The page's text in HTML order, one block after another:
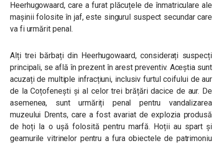
Heerhugowaard, care a furat plăcuțele de înmatriculare ale
mașinii folosite în jaf, este singurul suspect secundar care
va fi urmărit penal.
Alți trei bărbați din Heerhugowaard, considerați suspecți
principali, se află în prezent în arest preventiv. Aceștia sunt
acuzați de multiple infracțiuni, inclusiv furtul coifului de aur
de la Coțofenești și al celor trei brățări dacice de aur. De
asemenea, sunt urmăriți penal pentru vandalizarea
muzeului Drents, care a fost avariat de explozia produsă
de hoți la o ușă folosită pentru marfă. Hoții au spart și
geamurile vitrinelor pentru a fura obiectele de patrimoniu